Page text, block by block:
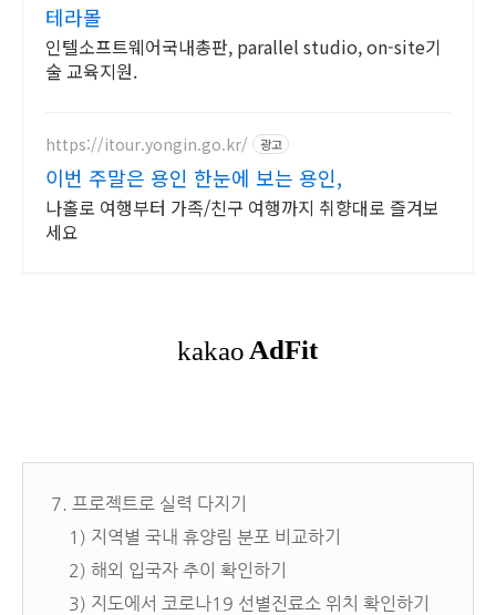
테라몰
인텔소프트웨어국내총판, parallel studio, on-site기
술 교육지원.
https://itour.yongin.go.kr/ 광고
이번 주말은 용인 한눈에 보는 용인,
나홀로 여행부터 가족/친구 여행까지 취향대로 즐겨보
세요
7. 프로젝트로 실력 다지기
1) 지역별 국내 휴양림 분포 비교하기
2) 해외 입국자 추이 확인하기
3) 지도에서 코로나19 선별진료소 위치 확인하기